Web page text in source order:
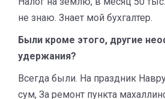
не знаю. Знает мой бухгалтер.
Были кроме этого, другие
удержания?
Всегда были. На праздник
сум, За ремонт пункта